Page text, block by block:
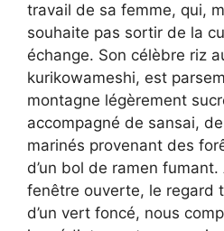
travail de sa femme, qui,
souhaite pas sortir de la
échange. Son célèbre riz
kurikowameshi, est
montagne légèrement
accompagné de sansai,
marinés provenant des
d’un bol de ramen
fenêtre ouverte, le regard
d’un vert foncé, nous